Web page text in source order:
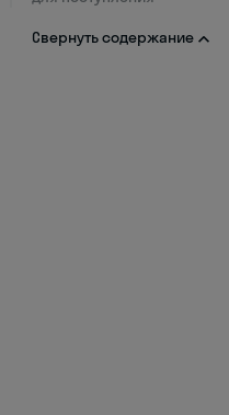
Свернуть содержание